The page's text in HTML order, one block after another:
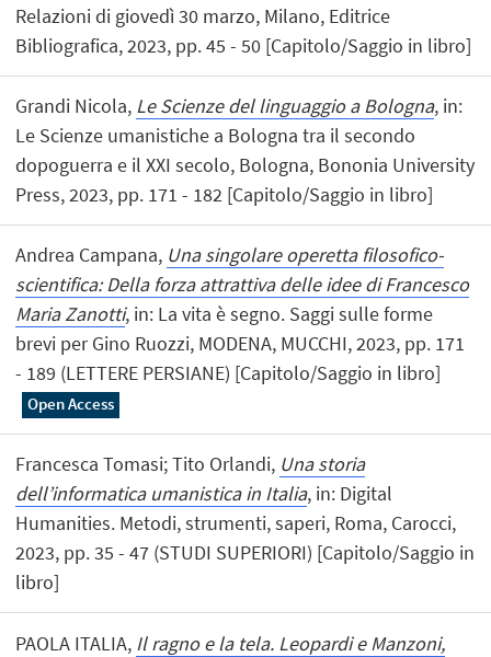
Relazioni di giovedì 30 marzo, Milano, Editrice
Bibliografica, 2023, pp. 45 - 50 [Capitolo/Saggio in libro]
Grandi Nicola, Le Scienze del linguaggio a Bologna, in:
Le Scienze umanistiche a Bologna tra il secondo
dopoguerra e il XXI secolo, Bologna, Bononia University
Press, 2023, pp. 171 - 182 [Capitolo/Saggio in libro]
Andrea Campana, Una singolare operetta filosofico-
scientifica: Della forza attrattiva delle idee di Francesco
Maria Zanotti, in: La vita è segno. Saggi sulle forme
brevi per Gino Ruozzi, MODENA, MUCCHI, 2023, pp. 171
- 189 (LETTERE PERSIANE) [Capitolo/Saggio in libro]
Open Access
Francesca Tomasi; Tito Orlandi, Una storia
dell’informatica umanistica in Italia, in: Digital
Humanities. Metodi, strumenti, saperi, Roma, Carocci,
2023, pp. 35 - 47 (STUDI SUPERIORI) [Capitolo/Saggio in
libro]
PAOLA ITALIA, Il ragno e la tela. Leopardi e Manzoni,